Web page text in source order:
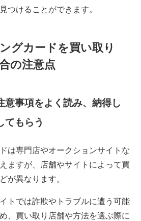
つけることができます。
グカードを買い取り
の注意点
意事項をよく読み、納得し
てもらう
は専門店やオークションサイトな
ますが、店舗やサイトによって買
が異なります。
トでは詐欺やトラブルに遭う可能
、買い取り店舗や方法を選ぶ際に